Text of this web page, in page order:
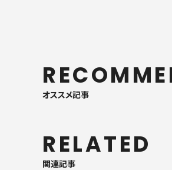
オススメ記事
RELATED
関連記事